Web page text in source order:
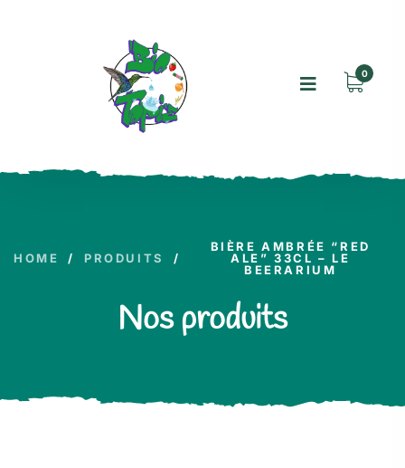
0
HOME / PRODUITS /
BIÈRE AMBRÉE “RED
ALE” 33CL – LE
BEERARIUM
Nos produits